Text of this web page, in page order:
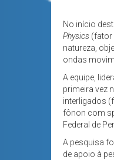
No início
Physics (fator
natureza,
ondas
A equipe,
primeira vez
interligados
fônon com
Federal de
A pesquisa
de apoio à